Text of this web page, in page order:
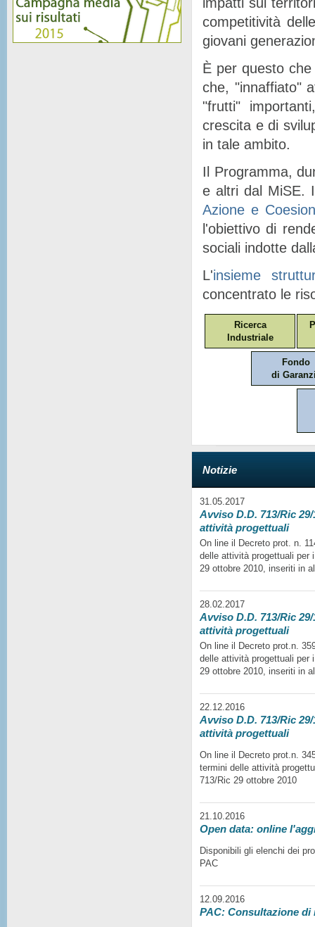
competitività
giovani
È per questo
che, "innaffiato"
"frutti"
crescita e di
in tale ambito.
Il Programma,
e altri dal MiSE.
Azione e
l'obiettivo di
sociali indotte
L'insieme
concentrato le
Ricerca
Industriale
Fondo
di
Notizie
31.05.2017
Avviso D.D. 713/Ric
attività progettuali
On line il Decreto prot. n.
delle attività progettuali per
29 ottobre 2010, inseriti in
28.02.2017
Avviso D.D. 713/Ric
attività progettuali
On line il Decreto prot.n.
delle attività progettuali per
29 ottobre 2010, inseriti in
22.12.2016
Avviso D.D. 713/Ric
attività progettuali
On line il Decreto prot.n.
termini delle attività
713/Ric 29 ottobre 2010
21.10.2016
Open data: online
Disponibili gli elenchi dei
PAC
12.09.2016
PAC: Consultazione di